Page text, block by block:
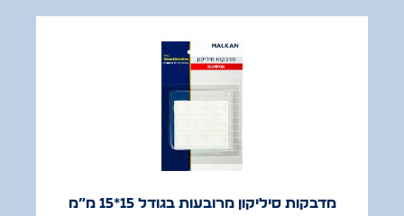
מדבקות סיליקון מרובעות בגודל 15*15 מ”מ